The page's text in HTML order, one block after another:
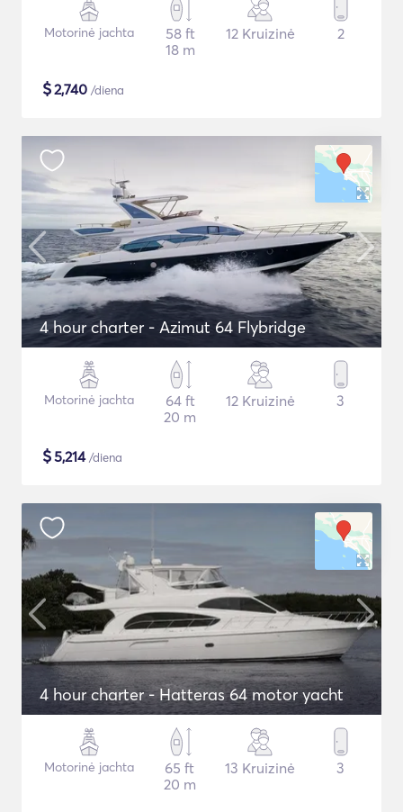
Motorinė jachta
58 ft
18 m
12 Kruizinė 2
$2,740 /diena
4 hour charter - Azimut 64 Flybridge
Motorinė jachta
64 ft
20 m
12 Kruizinė 3
$5,214/diena
4 hour charter - Hatteras 64 motor yacht
Motorinė jachta
65 ft
20 m
13 Kruizinė 3